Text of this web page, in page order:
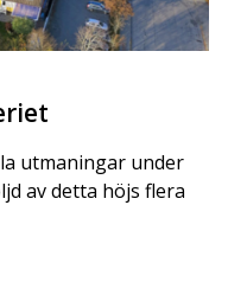
utmaningar under
av detta höjs flera